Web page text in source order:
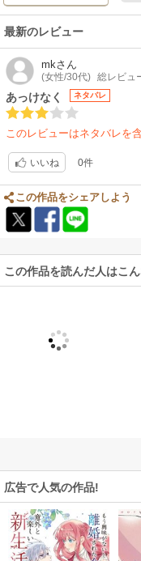
最新のレビュー
mkさん
(女性/30代) 総レビュ
あっけなく ネタバレ
このレビューはネタバレを
いいね 0件
この作品をシェアしよう
この作品を読んだ人はこ
広告で人気の作品!